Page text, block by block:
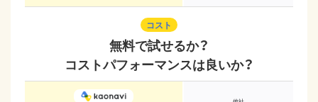
コスト
無料で試せるか？
コストパフォーマンスは良いか？